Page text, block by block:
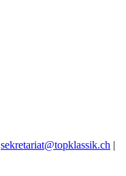
sekretariat@topklassik.ch |